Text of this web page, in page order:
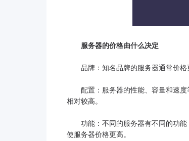
服务器的价格由什么决定
品牌：知名品牌的服务器通常价格
配置：服务器的性能、容量和速度
相对较高。
功能：不同的服务器有不同的功能
使服务器价格更高。